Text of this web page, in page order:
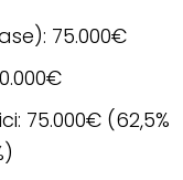
75.000€
75.000€ (62,5%